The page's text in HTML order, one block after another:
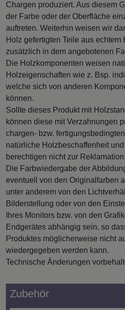
Chargen produziert. Aus diesem
der Farbe oder der Oberfläche
auftreten. Weiterhin weisen wir
Holz gefertigten Teile aus echtem
zusätzlich in dem angebotenen
Die Holzkomponenten weisen
Holzeigenschaften wie z. Bsp.
welche sich von anderen
können.
Sollte dieses Produkt mit
können diese mit Verzahnungen
chargen- bzw.
natürliche Holzbeschaffenheit
berechtigen nicht zur Reklamation.
Die Farbwiedergabe der
eventuell von den Originalfarben
unter anderem von den
Bilderstellung oder von den
Ihres Monitors bzw. von den
Endgerätes abhängig sein, so
Produktes möglicherweise nicht
wiedergegeben werden kann.
Technische Änderungen
Zubehör